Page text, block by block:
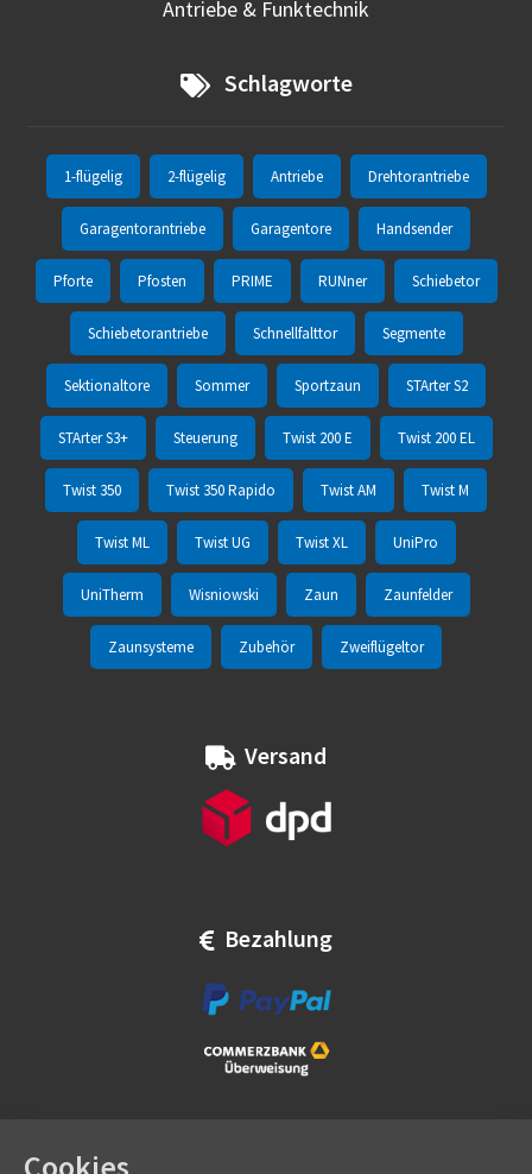
Antriebe & Funktechnik
Schlagworte
1-flügelig 2-flügelig Antriebe Drehtorantriebe
Garagentorantriebe Garagentore Handsender
Pforte Pfosten PRIME RUNner Schiebetor
Schiebetorantriebe Schnellfalttor Segmente
Sektionaltore Sommer Sportzaun STArter S2
STArter S3+ Steuerung Twist 200 E Twist 200 EL
Twist 350 Twist 350 Rapido Twist AM Twist M
Twist ML Twist UG Twist XL UniPro
UniTherm Wisniowski Zaun Zaunfelder
Zaunsysteme Zubehör Zweiflügeltor
Versand
Bezahlung